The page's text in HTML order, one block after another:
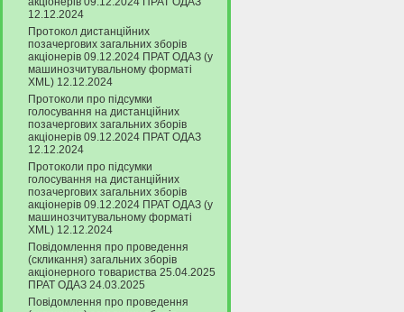
12.12.2024
Протокол дистанційних
позачергових загальних зборів
акціонерів 09.12.2024 ПРАТ ОДАЗ (у
машинозчитувальному форматі
XML) 12.12.2024
Протоколи про підсумки
голосування на дистанційних
позачергових загальних зборів
акціонерів 09.12.2024 ПРАТ ОДАЗ
12.12.2024
Протоколи про підсумки
голосування на дистанційних
позачергових загальних зборів
акціонерів 09.12.2024 ПРАТ ОДАЗ (у
машинозчитувальному форматі
XML) 12.12.2024
Повідомлення про проведення
(скликання) загальних зборів
акціонерного товариства 25.04.2025
ПРАТ ОДАЗ 24.03.2025
Повідомлення про проведення